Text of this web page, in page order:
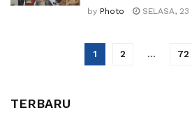
by Photo SELASA, 23
1 2 … 72
TERBARU